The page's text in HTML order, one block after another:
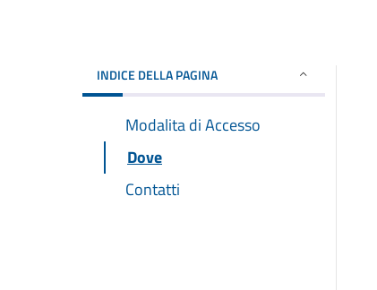
INDICE DELLA PAGINA
Modalita di Accesso
Dove
Contatti